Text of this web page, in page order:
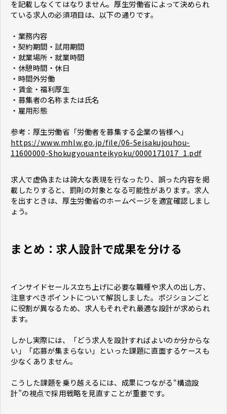
を記載しなくてはなりません。厚生労働省によって決められ
ている求人の必須項目は、以下の通りです。
・業務内容
・契約期間・試用期間
・就業場所・就業時間
・休憩時間・休日
・時間外労働
・賃金・福利厚生
・募集者の名称または氏名
・雇用形態
参考：厚生労働省「労働者を募集する企業の皆様へ」
https://www.mhlw.go.jp/file/06-Seisakujouhou-
11600000-Shokugyouanteikyoku/0000171017_1.pdf
求人で虚偽または誇大な表現を行なったり、誤った内容を掲
載したりすると、罰則の対象となる可能性があります。求人
を出すときは、厚生労働省のホームページを適宜確認しまし
ょう。
まとめ：求人設計で成果を分ける
インサイドセールス立ち上げに必要な職種や求人の出し方、
注意すべきポイントについて解説しました。ポジションごと
に役割が異なるため、求人もそれぞれ最適な設計が求められ
ます。
しかし実際には、「どう求人を設計すればよいのか分からな
い」「応募が集まらない」といった課題に直面するケースも
少なくありません。
こうした課題を乗り越えるには、成果につながる“構造設
計”の視点で採用戦略を見直すことが重要です。